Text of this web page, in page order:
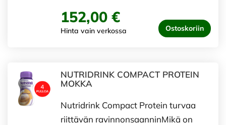
152,00 €
Hinta vain verkossa Ostoskoriin
NUTRIDRINK COMPACT PROTEIN
MOKKA
Nutridrink Compact Protein turvaa
riittävän ravinnonsaanninMikä on